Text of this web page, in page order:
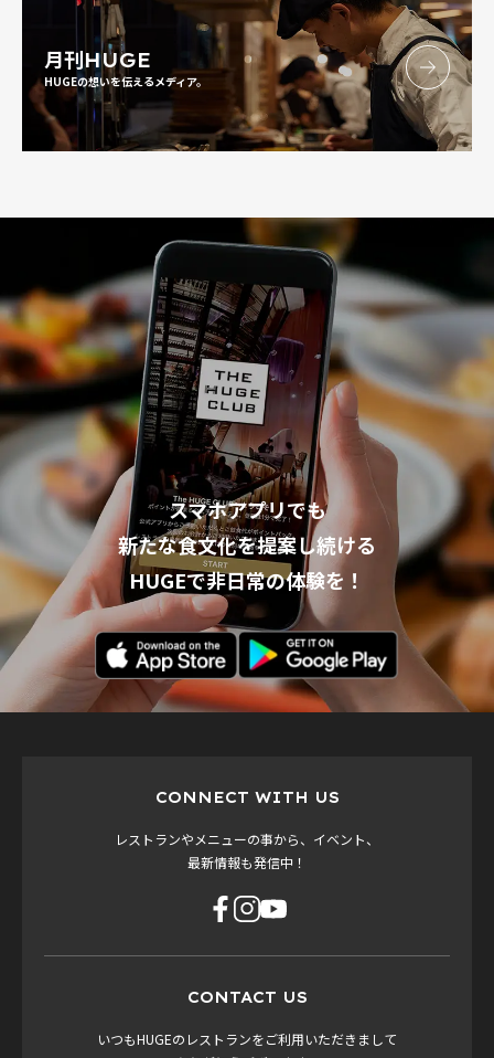
月刊HUGE
HUGEの想いを伝えるメディア。
スマホアプリでも
新たな食文化を提案し続ける
HUGEで非日常の体験を！
CONNECT WITH US
レストランやメニューの事から、イベント、
最新情報も発信中！
CONTACT US
いつもHUGEのレストランをご利用いただきまして